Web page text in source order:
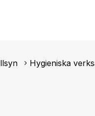
Hygieniska